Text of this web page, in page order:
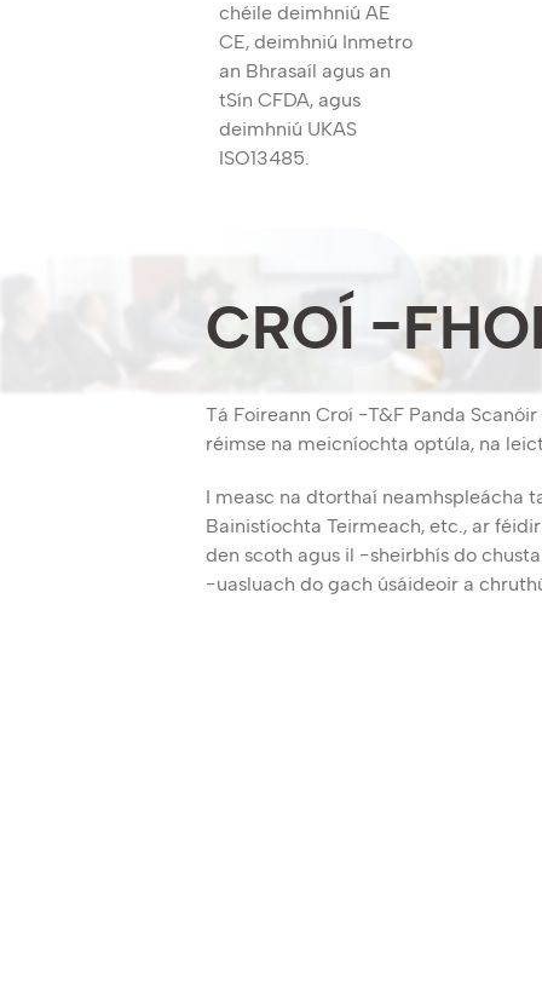
chéile deimhniú AE
CE, deimhniú Inmetro
an Bhrasaíl agus an
tSín CFDA, agus
deimhniú UKAS
ISO13485.
CROÍ -
Tá Foireann Croí -T&F Panda
réimse na meicníochta optúla, na
I measc na dtorthaí neamhspleácha
Bainistíochta Teirmeach, etc., ar
den scoth agus il -sheirbhís do
-uasluach do gach úsáideoir a